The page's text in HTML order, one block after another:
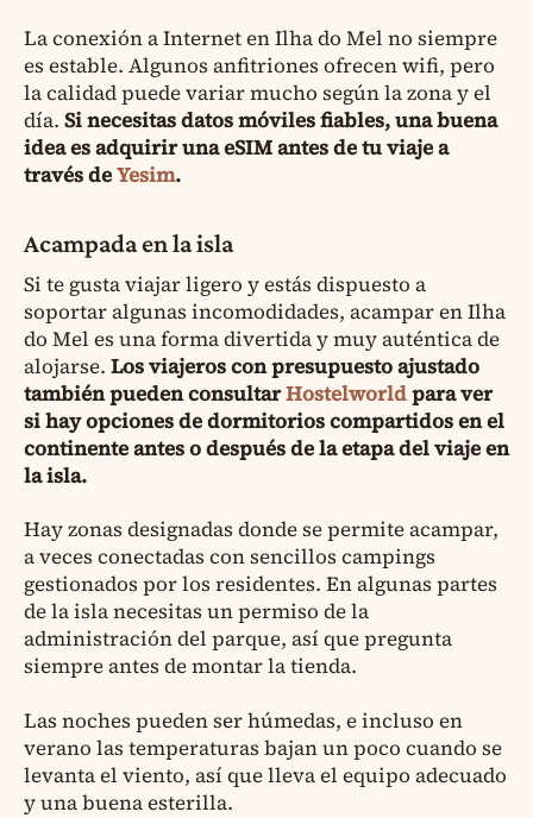
La conexión a Internet en Ilha do Mel no siempre
es estable. Algunos anfitriones ofrecen wifi, pero
la calidad puede variar mucho según la zona y el
día. Si necesitas datos móviles fiables, una buena
idea es adquirir una eSIM antes de tu viaje a
través deYesim.
Acampada en la isla
Si te gusta viajar ligero y estás dispuesto a
soportar algunas incomodidades, acampar en Ilha
do Mel es una forma divertida y muy auténtica de
alojarse. Los viajeros con presupuesto ajustado
también pueden consultarHostelworldpara ver
si hay opciones de dormitorios compartidos en el
continente antes o después de la etapa del viaje en
la isla.
Hay zonas designadas donde se permite acampar,
a veces conectadas con sencillos campings
gestionados por los residentes. En algunas partes
de la isla necesitas un permiso de la
administración del parque, así que pregunta
siempre antes de montar la tienda.
Las noches pueden ser húmedas, e incluso en
verano las temperaturas bajan un poco cuando se
levanta el viento, así que lleva el equipo adecuado
y una buena esterilla.